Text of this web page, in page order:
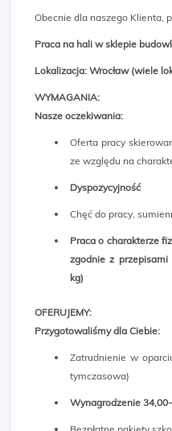
Obecnie dla naszego Klienta,
Praca na hali w sklepie
Lokalizacja: Wrocław (wiele
WYMAGANIA:
Nasze oczekiwania:
Oferta pracy
ze względu na
Dyspozycyjność
Chęć do pracy,
Praca o charakterze
zgodnie z
kg)
OFERUJEMY:
Przygotowaliśmy dla Ciebie:
Zatrudnienie w
tymczasowa)
Wynagrodzenie